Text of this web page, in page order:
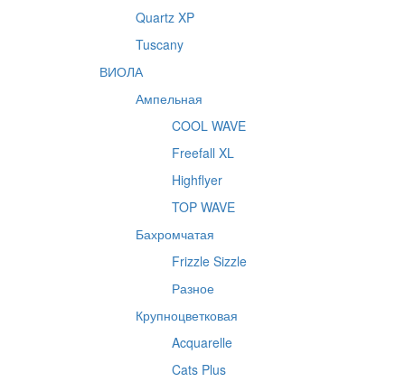
Quartz XP
Tuscany
ВИОЛА
Ампельная
COOL WAVE
Freefall XL
Highflyer
TOP WAVE
Бахромчатая
Frizzle Sizzle
Разное
Крупноцветковая
Acquarelle
Cats Plus